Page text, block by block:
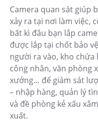
Camera quan sát giúp
xảy ra tại nơi làm việc,
bất kì đâu bạn lắp
được lắp tại chốt bảo
người ra vào, kho chứa
công nhân, văn phòng
xưởng… để giám sát
– nhập hàng, quản lý
và đề phòng kẻ xấu
xuất.